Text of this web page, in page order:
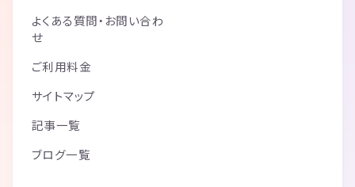
よくある質問・お問い合わ
せ
ご利用料金
サイトマップ
記事一覧
ブログ一覧